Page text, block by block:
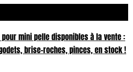
mini pelle disponibles à la vente :
brise-roches, pinces, en stock !